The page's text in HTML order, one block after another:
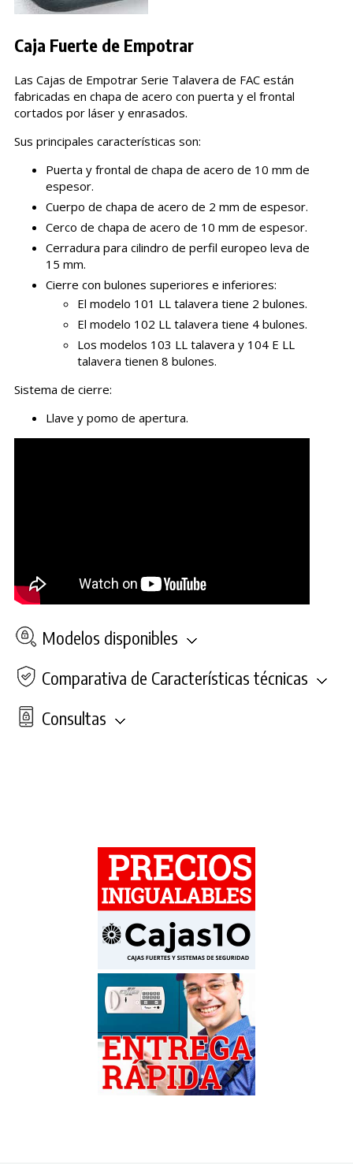
Caja Fuerte de Empotrar
Las Cajas de Empotrar Serie Talavera de FAC están
fabricadas en chapa de acero con puerta y el frontal
cortados por láser y enrasados.
Sus principales características son:
Puerta y frontal de chapa de acero de 10 mm de
espesor.
Cuerpo de chapa de acero de 2 mm de espesor.
Cerco de chapa de acero de 10 mm de espesor.
Cerradura para cilindro de perfil europeo leva de
15 mm.
Cierre con bulones superiores e inferiores:
El modelo 101 LL talavera tiene 2 bulones.
El modelo 102 LL talavera tiene 4 bulones.
Los modelos 103 LL talavera y 104 E LL
talavera tienen 8 bulones.
Sistema de cierre:
Llave y pomo de apertura.
Modelos disponibles
Comparativa de Características técnicas
Consultas